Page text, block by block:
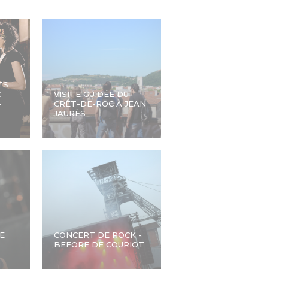
VISITE GUIDÉE DU
CRÊT-DE-ROC À JEAN
JAURÈS
CONCERT DE ROCK -
BEFORE DE COURIOT